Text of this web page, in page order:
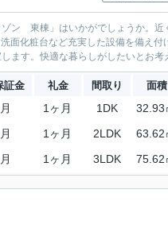
ン 東棟」はいかがでしょうか。
面化粧台など充実した設備を備え
ます。快適な暮らしがしたいとお考
証金 礼金 間取り 面積
1ヶ月 1DK 32.93
1ヶ月 2LDK 63.62
1ヶ月 3LDK 75.62